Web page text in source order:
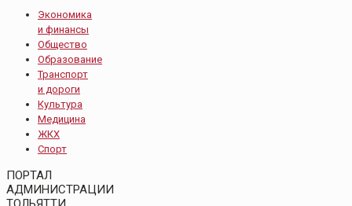
Экономика
и финансы
Общество
Образование
Транспорт
и дороги
Культура
Медицина
ЖКХ
Спорт
ПОРТАЛ
АДМИНИСТРАЦИИ